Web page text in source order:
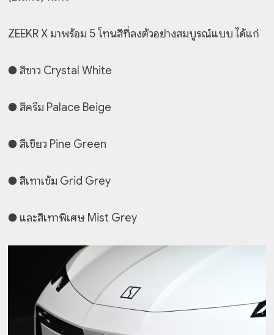
ZEEKR X มาพร้อม 5 โทนสีที่ลงตัวอย่างสมบูรณ์แบบ ได้แก่
● สีขาว Crystal White
● สีครีม Palace Beige
● สีเขียว Pine Green
● สีเทาเข้ม Grid Grey
● และสีเทาพิเศษ Mist Grey